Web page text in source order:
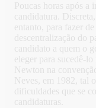
Poucas horas após
candidatura.
entanto, para fazer
descentralização do
candidato a quem o
eleger para sucedê-
Newton na
Neves, em 1982, tal
dificuldades que se
candidaturas.